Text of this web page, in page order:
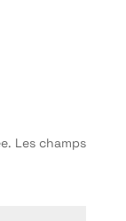
Les champs